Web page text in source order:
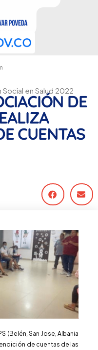
en Salud 2022
DE
CUENTAS
(Belén, San Jose, Albania
de cuentas de las